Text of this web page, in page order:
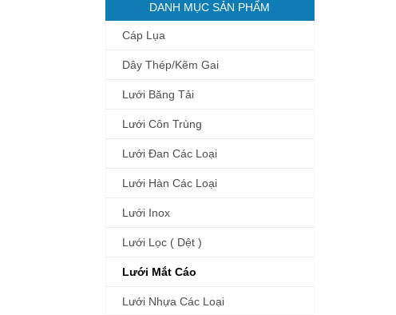
DANH MỤC SẢN PHẨM
Cáp Lụa
Dây Thép/Kẽm Gai
Lưới Băng Tải
Lưới Côn Trùng
Lưới Đan Các Loại
Lưới Hàn Các Loại
Lưới Inox
Lưới Lọc ( Dệt )
Lưới Mắt Cáo
Lưới Nhựa Các Loại